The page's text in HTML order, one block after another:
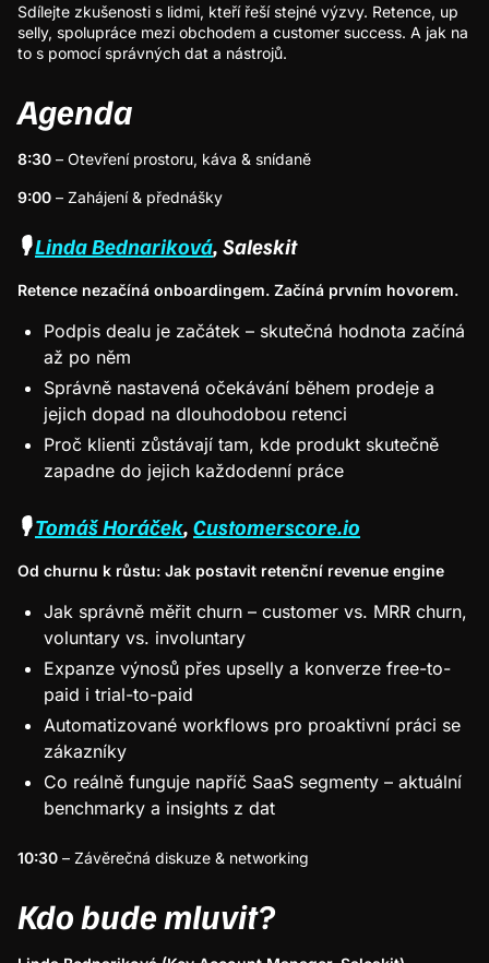
Sdílejte zkušenosti s lidmi, kteří řeší stejné výzvy. Retence, up
selly, spolupráce mezi obchodem a customer success. A jak na
to s pomocí správných dat a nástrojů.
Agenda
8:30 – Otevření prostoru, káva & snídaně
9:00 – Zahájení & přednášky
🎙Linda Bednariková, Saleskit
Retence nezačíná onboardingem. Začíná prvním hovorem.
Podpis dealu je začátek – skutečná hodnota začíná
až po něm
Správně nastavená očekávání během prodeje a
jejich dopad na dlouhodobou retenci
Proč klienti zůstávají tam, kde produkt skutečně
zapadne do jejich každodenní práce
🎙Tomáš Horáček,Customerscore.io
Od churnu k růstu: Jak postavit retenční revenue engine
Jak správně měřit churn – customer vs. MRR churn,
voluntary vs. involuntary
Expanze výnosů přes upselly a konverze free-to-
paid i trial-to-paid
Automatizované workflows pro proaktivní práci se
zákazníky
Co reálně funguje napříč SaaS segmenty – aktuální
benchmarky a insights z dat
10:30 – Závěrečná diskuze & networking
Kdo bude mluvit?